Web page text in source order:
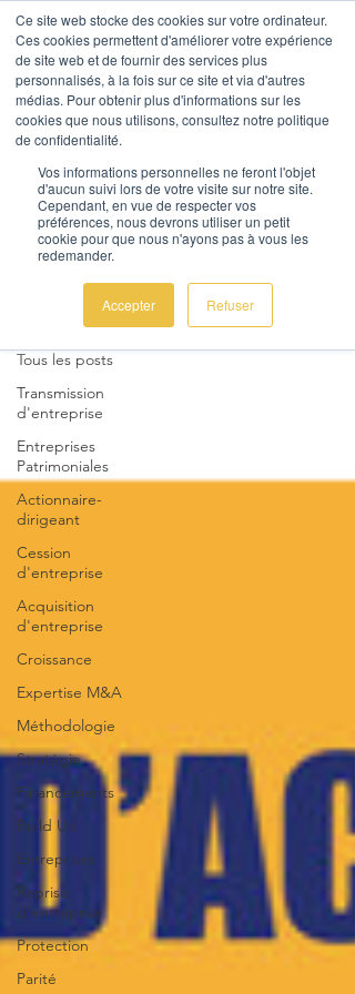
Ce site web stocke des cookies sur votre ordinateur.
Ces cookies permettent d'améliorer votre expérience
de site web et de fournir des services plus
personnalisés, à la fois sur ce site et via d'autres
médias. Pour obtenir plus d'informations sur les
cookies que nous utilisons, consultez notre politique
de confidentialité.
Vos informations personnelles ne feront l'objet
d'aucun suivi lors de votre visite sur notre site.
Cependant, en vue de respecter vos
préférences, nous devrons utiliser un petit
cookie pour que nous n'ayons pas à vous les
redemander.
Accepter Refuser
Nous contacter
Tous les posts
Transmission
d'entreprise
Entreprises
Patrimoniales
Actionnaire-
dirigeant
Cession
d'entreprise
Acquisition
d'entreprise
Croissance
Expertise M&A
Méthodologie
Stratégie
Financements
Build Up
Entreprises
Reprise
d'entreprise
Protection
Parité
Tous les posts